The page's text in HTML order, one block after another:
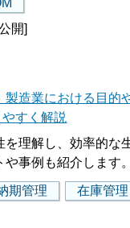
開]
製造業における目的
すく解説
を理解し、効率的な
事例も紹介します。
期管理 在庫管理